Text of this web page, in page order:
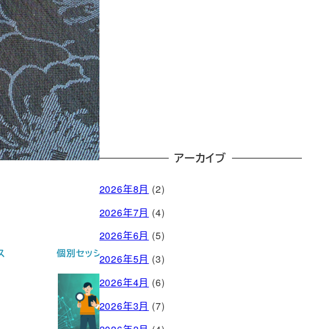
お問い合わせ
アーカイブ
2026年8月 (2)
2026年7月 (4)
2026年6月 (5)
2026年5月 (3)
2026年4月 (6)
2026年3月 (7)